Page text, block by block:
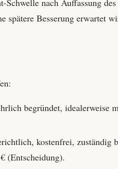
Schwelle nach Auffassung des
spätere Besserung erwartet
begründet, idealerweise
kostenfrei, zuständig
(Entscheidung).